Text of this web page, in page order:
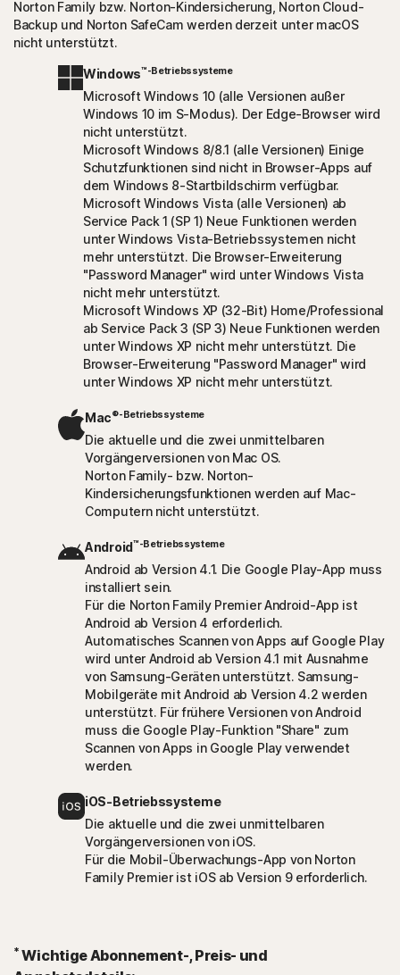
Norton Family bzw. Norton-Kindersicherung, Norton Cloud-
Backup und Norton SafeCam werden derzeit unter macOS
nicht unterstützt.
Windows™-Betriebssysteme
Microsoft Windows 10 (alle Versionen außer
Windows 10 im S-Modus). Der Edge-Browser wird
nicht unterstützt.
Microsoft Windows 8/8.1 (alle Versionen) Einige
Schutzfunktionen sind nicht in Browser-Apps auf
dem Windows 8-Startbildschirm verfügbar.
Microsoft Windows Vista (alle Versionen) ab
Service Pack 1 (SP 1) Neue Funktionen werden
unter Windows Vista-Betriebssystemen nicht
mehr unterstützt. Die Browser-Erweiterung
"Password Manager" wird unter Windows Vista
nicht mehr unterstützt.
Microsoft Windows XP (32-Bit) Home/Professional
ab Service Pack 3 (SP 3) Neue Funktionen werden
unter Windows XP nicht mehr unterstützt. Die
Browser-Erweiterung "Password Manager" wird
unter Windows XP nicht mehr unterstützt.
Mac®-Betriebssysteme
Die aktuelle und die zwei unmittelbaren
Vorgängerversionen von Mac OS.
Norton Family- bzw. Norton-
Kindersicherungsfunktionen werden auf Mac-
Computern nicht unterstützt.
Android™-Betriebssysteme
Android ab Version 4.1. Die Google Play-App muss
installiert sein.
Für die Norton Family Premier Android-App ist
Android ab Version 4 erforderlich.
Automatisches Scannen von Apps auf Google Play
wird unter Android ab Version 4.1 mit Ausnahme
von Samsung-Geräten unterstützt. Samsung-
Mobilgeräte mit Android ab Version 4.2 werden
unterstützt. Für frühere Versionen von Android
muss die Google Play-Funktion "Share" zum
Scannen von Apps in Google Play verwendet
werden.
iOS-Betriebssysteme
Die aktuelle und die zwei unmittelbaren
Vorgängerversionen von iOS.
Für die Mobil-Überwachungs-App von Norton
Family Premier ist iOS ab Version 9 erforderlich.
*Wichtige Abonnement-, Preis- und